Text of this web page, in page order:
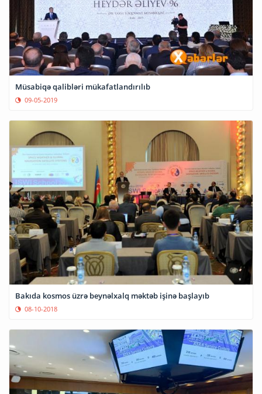
Müsabiqə qalibləri mükafatlandırılıb
09-05-2019
Bakıda kosmos üzrə beynəlxalq məktəb işinə başlayıb
08-10-2018